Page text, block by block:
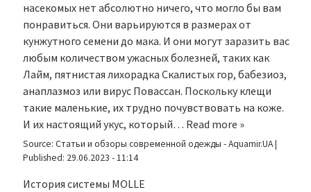
насекомых нет абсолютно ничего, что могло бы вам
понравиться. Они варьируются в размерах от
кунжутного семени до мака. И они могут заразить вас
любым количеством ужасных болезней, таких как
Лайм, пятнистая лихорадка Скалистых гор, бабезиоз,
анаплазмоз или вирус Повассан. Поскольку клещи
такие маленькие, их трудно почувствовать на коже.
И их настоящий укус, который… Read more »
Source: Статьи и обзоры современной одежды - Aquamir.UA|
Published: 29.06.2023 - 11:14
История системы MOLLE